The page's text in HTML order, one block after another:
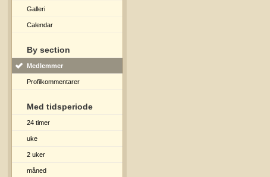
Galleri
Calendar
By section
Medlemmer
Profilkommentarer
Med tidsperiode
24 timer
uke
2 uker
måned